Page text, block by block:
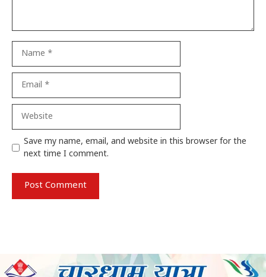
Website
Save my name, email, and website in this browser for the
next time I comment.